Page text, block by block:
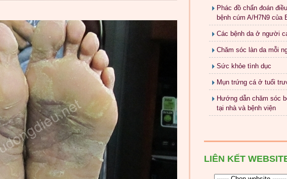
Phác đồ chẩn đoán
bệnh cúm A/H7N9 của
Các bệnh da ở người
Chăm sóc làn da mỗi
Sức khỏe tình dục
Mụn trứng cá ở tuổi
Hướng dẫn chăm sóc
tại nhà và bệnh viện
LIÊN KẾT